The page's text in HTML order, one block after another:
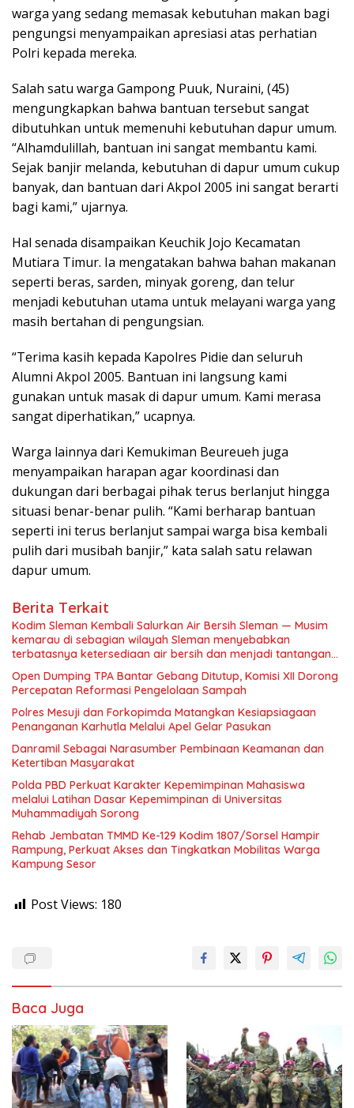
warga yang sedang memasak kebutuhan makan bagi
pengungsi menyampaikan apresiasi atas perhatian
Polri kepada mereka.
Salah satu warga Gampong Puuk, Nuraini, (45)
mengungkapkan bahwa bantuan tersebut sangat
dibutuhkan untuk memenuhi kebutuhan dapur umum.
“Alhamdulillah, bantuan ini sangat membantu kami.
Sejak banjir melanda, kebutuhan di dapur umum cukup
banyak, dan bantuan dari Akpol 2005 ini sangat berarti
bagi kami,” ujarnya.
Hal senada disampaikan Keuchik Jojo Kecamatan
Mutiara Timur. Ia mengatakan bahwa bahan makanan
seperti beras, sarden, minyak goreng, dan telur
menjadi kebutuhan utama untuk melayani warga yang
masih bertahan di pengungsian.
“Terima kasih kepada Kapolres Pidie dan seluruh
Alumni Akpol 2005. Bantuan ini langsung kami
gunakan untuk masak di dapur umum. Kami merasa
sangat diperhatikan,” ucapnya.
Warga lainnya dari Kemukiman Beureueh juga
menyampaikan harapan agar koordinasi dan
dukungan dari berbagai pihak terus berlanjut hingga
situasi benar-benar pulih. “Kami berharap bantuan
seperti ini terus berlanjut sampai warga bisa kembali
pulih dari musibah banjir,” kata salah satu relawan
dapur umum.
Berita Terkait
Kodim Sleman Kembali Salurkan Air Bersih Sleman — Musim
kemarau di sebagian wilayah Sleman menyebabkan
terbatasnya ketersediaan air bersih dan menjadi tantangan
bagi sebagian masyarakat. Merespons kondisi tersebut,
Kodim 0732/Sleman menyalurkan Bantuan air bersih kepada
warga seperti hari ini di Padukuhan Jitar Ngemplak
Sumberarum Moyudan Sleman,Kamis (6/8/2026) “Melalui
penyaluran air bersih ini berharap dapat terus berupaya
memberikan bantuan yang tepat sasaran, terutama dalam
menghadapi kondisi darurat seperti keterbatasan akses air
bersih akibat kekeringan,”ucap Dandim 0732/Sleman Letkol
Arh Reindi dalam keteranganya. Sementara Salah satu tokoh
masyarakat padukuhan Jetak,Didi Kurniawan mengaku
sempat kesulitan mendapatkan sumber air bersih, dan dirinya
juga menyampaikan apresiasi atas bantuan air bersih yang
diberikan oleh Kodim 0732/Sleman ini.(Pendim 0732/Sleman)
Open Dumping TPA Bantar Gebang Ditutup, Komisi XII Dorong
Percepatan Reformasi Pengelolaan Sampah
Polres Mesuji dan Forkopimda Matangkan Kesiapsiagaan
Penanganan Karhutla Melalui Apel Gelar Pasukan
Danramil Sebagai Narasumber Pembinaan Keamanan dan
Ketertiban Masyarakat
Polda PBD Perkuat Karakter Kepemimpinan Mahasiswa
melalui Latihan Dasar Kepemimpinan di Universitas
Muhammadiyah Sorong
Rehab Jembatan TMMD Ke-129 Kodim 1807/Sorsel Hampir
Rampung, Perkuat Akses dan Tingkatkan Mobilitas Warga
Kampung Sesor
Post Views: 180
Baca Juga